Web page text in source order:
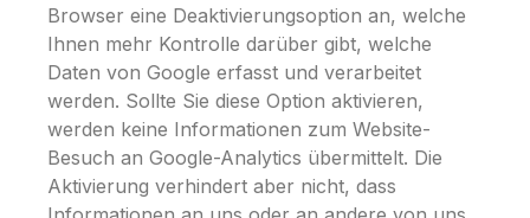
Browser eine Deaktivierungsoption an, welche
Ihnen mehr Kontrolle darüber gibt, welche
Daten von Google erfasst und verarbeitet
werden. Sollte Sie diese Option aktivieren,
werden keine Informationen zum Website-
Besuch an Google-Analytics übermittelt. Die
Aktivierung verhindert aber nicht, dass